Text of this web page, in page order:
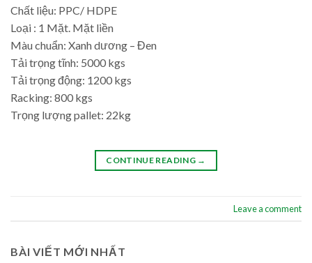
Chất liệu: PPC/ HDPE
Loại : 1 Mặt. Mặt liền
Màu chuẩn: Xanh dương – Đen
Tải trọng tĩnh: 5000 kgs
Tải trọng động: 1200 kgs
Racking: 800 kgs
Trọng lượng pallet: 22kg
CONTINUE READING →
Leave a comment
BÀI VIẾT MỚI NHẤT